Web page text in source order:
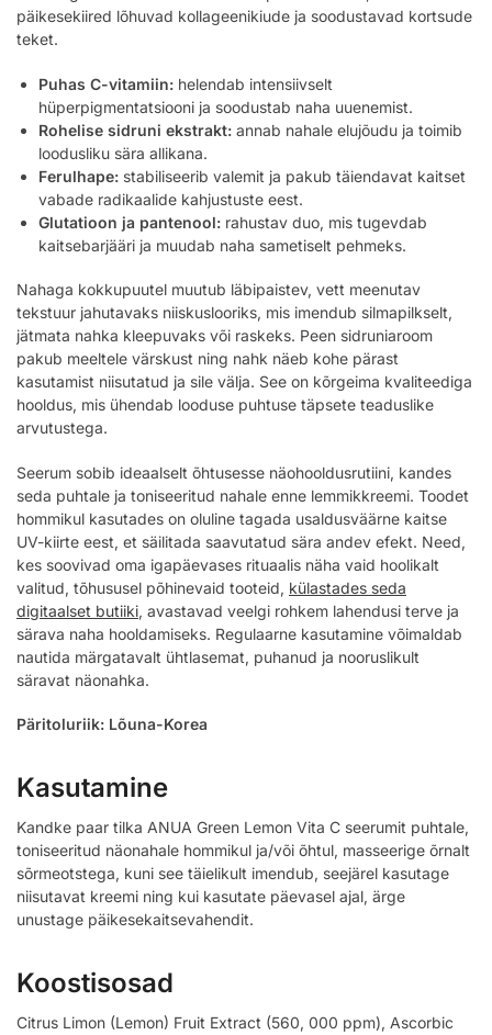
päikesekiired lõhuvad kollageenikiude ja soodustavad kortsude
teket.
Puhas C-vitamiin: helendab intensiivselt
hüperpigmentatsiooni ja soodustab naha uuenemist.
Rohelise sidruni ekstrakt: annab nahale elujõudu ja toimib
loodusliku sära allikana.
Ferulhape: stabiliseerib valemit ja pakub täiendavat kaitset
vabade radikaalide kahjustuste eest.
Glutatioon ja pantenool: rahustav duo, mis tugevdab
kaitsebarjääri ja muudab naha sametiselt pehmeks.
Nahaga kokkupuutel muutub läbipaistev, vett meenutav
tekstuur jahutavaks niiskuslooriks, mis imendub silmapilkselt,
jätmata nahka kleepuvaks või raskeks. Peen sidruniaroom
pakub meeltele värskust ning nahk näeb kohe pärast
kasutamist niisutatud ja sile välja. See on kõrgeima kvaliteediga
hooldus, mis ühendab looduse puhtuse täpsete teaduslike
arvutustega.
Seerum sobib ideaalselt õhtusesse näohooldusrutiini, kandes
seda puhtale ja toniseeritud nahale enne lemmikkreemi. Toodet
hommikul kasutades on oluline tagada usaldusväärne kaitse
UV-kiirte eest, et säilitada saavutatud sära andev efekt. Need,
kes soovivad oma igapäevases rituaalis näha vaid hoolikalt
valitud, tõhususel põhinevaid tooteid, külastades seda
digitaalset butiiki, avastavad veelgi rohkem lahendusi terve ja
särava naha hooldamiseks. Regulaarne kasutamine võimaldab
nautida märgatavalt ühtlasemat, puhanud ja nooruslikult
säravat näonahka.
Päritoluriik: Lõuna-Korea
Kasutamine
Kandke paar tilka ANUA Green Lemon Vita C seerumit puhtale,
toniseeritud näonahale hommikul ja/või õhtul, masseerige õrnalt
sõrmeotstega, kuni see täielikult imendub, seejärel kasutage
niisutavat kreemi ning kui kasutate päevasel ajal, ärge
unustage päikesekaitsevahendit.
Koostisosad
Citrus Limon (Lemon) Fruit Extract (560, 000 ppm), Ascorbic